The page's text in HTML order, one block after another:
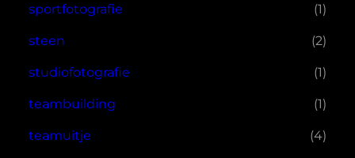
sportfotografie (1)
steen (2)
studiofotografie (1)
teambuilding (1)
teamuitje (4)